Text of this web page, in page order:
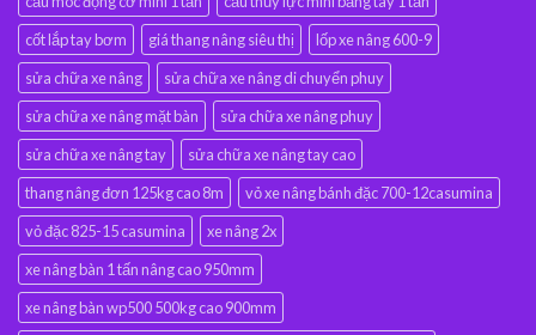
cốt lắp tay bơm
giá thang nâng siêu thị
lốp xe nâng 600-9
sửa chữa xe nâng
sửa chữa xe nâng di chuyển phuy
sửa chữa xe nâng mặt bàn
sửa chữa xe nâng phuy
sửa chữa xe nâng tay
sửa chữa xe nâng tay cao
thang nâng đơn 125kg cao 8m
vỏ xe nâng bánh đặc 700-12casumina
vỏ đặc 825-15 casumina
xe nâng 2x
xe nâng bàn 1 tấn nâng cao 950mm
xe nâng bàn wp500 500kg cao 900mm